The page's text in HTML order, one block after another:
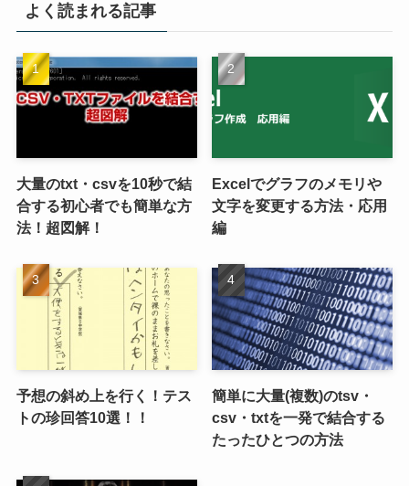
よく読まれる記事
大量のtxt・csvを10秒で結
合する初心者でも簡単な方
法！超図解！
Excelでグラフのメモリや
文字を変更する方法・応用
編
予想の斜め上を行く！テス
トの珍回答10選！！
簡単に大量(複数)のtsv・
csv・txtを一発で結合する
たったひとつの方法